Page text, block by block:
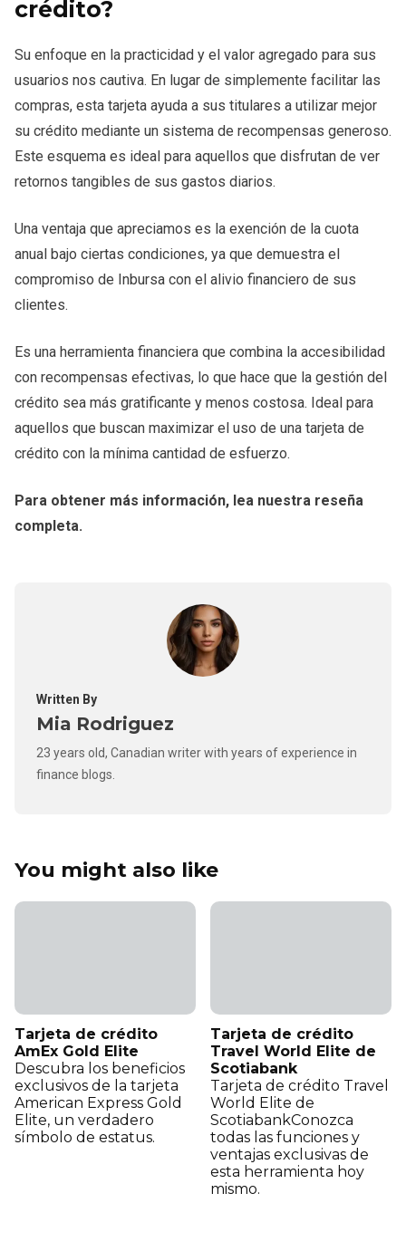
crédito?
Su enfoque en la practicidad y el valor agregado para sus
usuarios nos cautiva. En lugar de simplemente facilitar las
compras, esta tarjeta ayuda a sus titulares a utilizar mejor
su crédito mediante un sistema de recompensas generoso.
Este esquema es ideal para aquellos que disfrutan de ver
retornos tangibles de sus gastos diarios.
Una ventaja que apreciamos es la exención de la cuota
anual bajo ciertas condiciones, ya que demuestra el
compromiso de Inbursa con el alivio financiero de sus
clientes.
Es una herramienta financiera que combina la accesibilidad
con recompensas efectivas, lo que hace que la gestión del
crédito sea más gratificante y menos costosa. Ideal para
aquellos que buscan maximizar el uso de una tarjeta de
crédito con la mínima cantidad de esfuerzo.
Para obtener más información, lea nuestra reseña
completa.
Written By
Mia Rodriguez
23 years old, Canadian writer with years of experience in
finance blogs.
You might also like
Tarjeta de crédito
AmEx Gold Elite
Descubra los beneficios
exclusivos de la tarjeta
American Express Gold
Elite, un verdadero
símbolo de estatus.
Tarjeta de crédito
Travel World Elite de
Scotiabank
Tarjeta de crédito Travel
World Elite de
ScotiabankConozca
todas las funciones y
ventajas exclusivas de
esta herramienta hoy
mismo.